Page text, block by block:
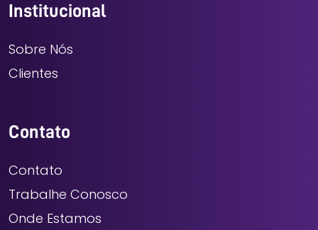
Institucional
Sobre Nós
Clientes
Contato
Contato
Trabalhe Conosco
Onde Estamos